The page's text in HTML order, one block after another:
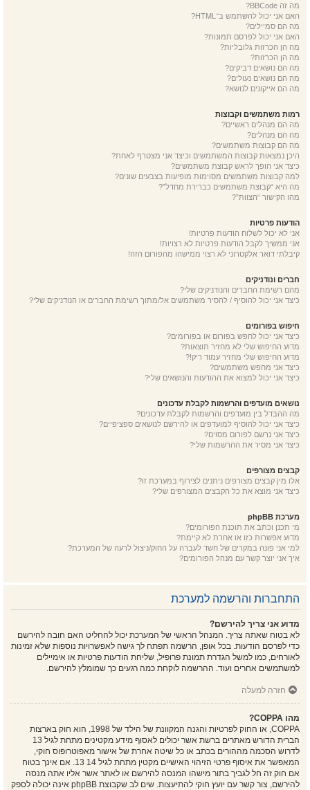
מה זה BBCode?
האם אני יכול להשתמש ב־HTML?
מה הם סמיילים?
האם אני יכול לפרסם תמונות?
מה הן הכרזות גלובליות?
מה הן הכרזות?
מה הם נושאים דביקים?
מה הם נושאים נעולים?
מה הם אייקונים לנושא?
רמות משתמשים וקבוצות
מה הם מנהלים ראשיים?
מה הם מנהלים?
מה הם קבוצות משתמשים?
היכן נמצאות קבוצות המשתמשים וכיצד אני מצטרף לאחת?
כיצד אני הופך לראש קבוצת משתמשים?
למה קבוצות משתמשים מסוימות מופיעות בצבעים שונים?
מה היא “קבוצת משתמשים כברירת מחדל”?
מהו הקישור “הצוות”?
הודעות פרטיות
אני לא יכול לשלוח הודעות פרטיות!
אני ממשיך לקבל הודעות פרטיות לא רצויות!
קיבלתי דואר אלקטרוני לא רצוי ממישהו מהפורום הזה!
חברים ונודניקים
מהם רשימת החברים והנודניקים שלי?
כיצד אני יכול להוסיף / להסיר משתמשים אל/מתוך רשימת החברים או הנודניקים שלי?
חיפוש בפורומים
כיצד אני יכול לחפש בפורום או בפורומים?
מדוע החיפוש שלי לא מחזיר תוצאות?
מדוע החיפוש שלי מחזיר עמוד ריק!?
כיצד אני מחפש משתמשים?
כיצד אני יכול למצוא את ההודעות והנושאים שלי?
נושאים מועדפים והרשמות לקבלת עדכונים
מה ההבדל בין מועדפים והרשמות לקבלת עדכונים?
כיצד אני יכול להוסיף למועדפים או להירשם לנושאים ספציפיים?
כיצד אני נרשם לפורום מסוים?
כיצד אני מסיר את ההרשמות שלי?
קבצים מצורפים
אלו מין קבצים מצורפים ניתנים לצירוף במערכת זו?
כיצד אני מוצא את כל הקבצים המצורפים שלי?
מערכת phpBB
מי תכנן וכתב את תוכנת הפורומים?
מדוע אפשרות כזו או אחרת לא קיימת?
למי אני פונה במקרים של חשד לעברה על החוק/ניצול לרעה של המערכת?
איך אני יוצר קשר עם מנהל הפורומים?
התחברות והרשמה למערכת
מדוע אני צריך להירשם?
לא בטוח שאתה צריך. המנהל הראשי של המערכת יכול להחליט האם חובה להירשם
כדי לפרסם הודעות. בכל אופן, הרשמה תפתח לך גישה לאפשרויות נוספות שלא זמינות
לאורחים, כמו למשל הגדרת תמונת פרופיל, שליחת הודעות פרטיות או אימיילים
למשתמשים אחרים ועוד. ההרשמה לוקחת כמה רגעים כך שמומלץ להירשם.
חזרה למעלה
מהו COPPA?
COPPA, או החוק לפרטיות והגנה המקוונת של הילד של 1998, הוא חוק בארצות
הברית הדורש מאתרים ברשת אשר יכולים לאסוף מידע מקטינים מתחת לגיל 13
לדרוש הסכמה מההורים בכתב או כל שיטה אחרת של אישור מאפוטרופוס חוקי,
המאפשר את איסוף פרטי הזיהוי האישיים מקטין מתחת לגיל 14 13. אם אינך בטוח
אם חוק זה חל לגביך בתור מישהו המנסה להירשם או לאתר אשר אליו אתה מנסה
להירשם, צור קשר עם יועץ חוקי להתיעצות. שים לב שקבוצת phpBB אינה יכולה לספק